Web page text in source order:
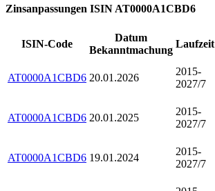
Zinsanpassungen ISIN AT0000A1CBD6
ISIN-Code
Datum
Bekanntmachung
Laufzeit
AT0000A1CBD6 20.01.2026
2015-
2027/7
AT0000A1CBD6 20.01.2025
2015-
2027/7
AT0000A1CBD6 19.01.2024
2015-
2027/7